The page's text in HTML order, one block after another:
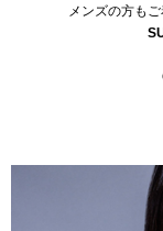
メンズの方も